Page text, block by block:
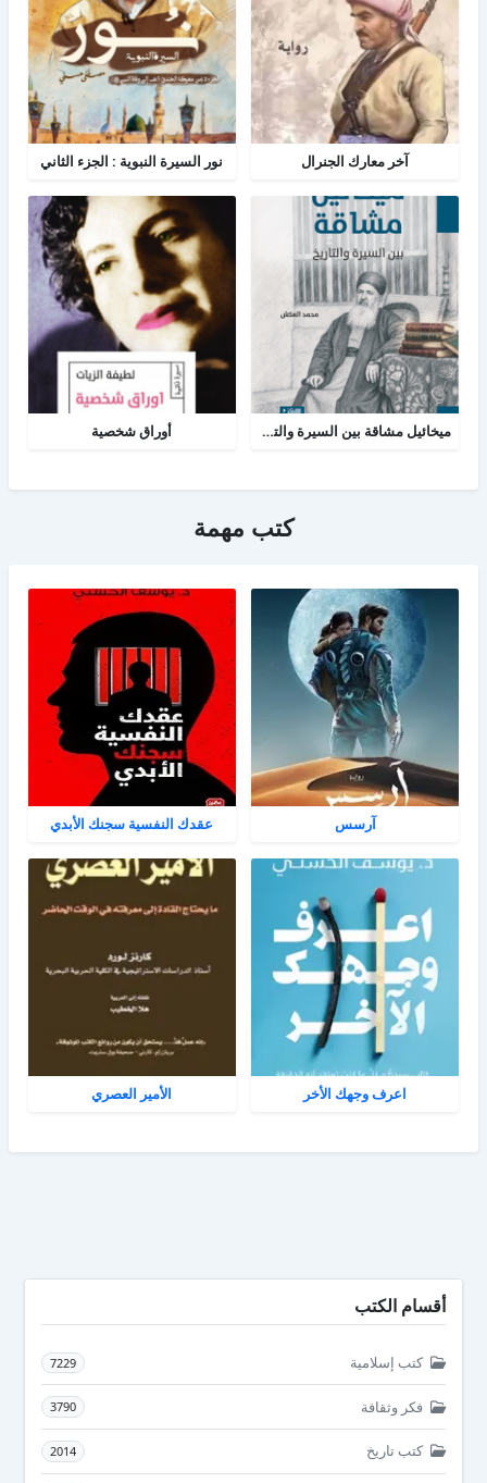
آخر معارك الجنرال نور السيرة النبوية : الجزء الثاني
ميخائيل مشاقة بين السيرة والتاريخ أوراق شخصية
كتب مهمة
آرسس عقدك النفسية سجنك الأبدي
اعرف وجهك الأخر الأمير العصري
أقسام الكتب
كتب إسلامية 7229
فكر وثقافة 3790
كتب تاريخ 2014